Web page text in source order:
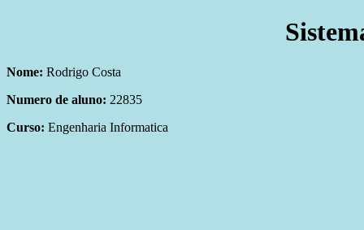
Nome: Rodrigo Costa
Numero de aluno: 22835
Curso: Engenharia Informatica